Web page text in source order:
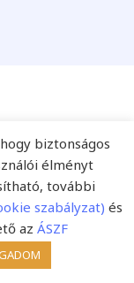
aStarkiss
Kft
nyomdai,
biztonságos
élményt
további
szabályzat) és
az ÁSZF